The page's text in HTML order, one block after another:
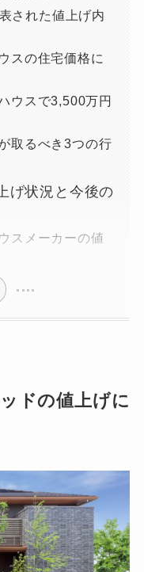
された値上げ内
スの住宅価格に
ウスで3,500万円
取るべき3つの行
げ状況と今後の
スメーカーの値
ドの値上げに